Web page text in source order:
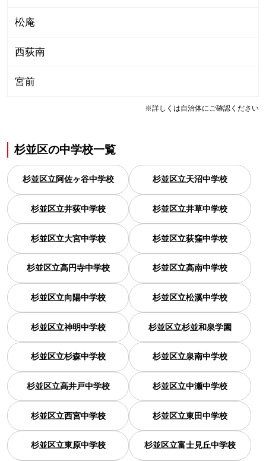
松庵
西荻南
宮前
※詳しくは自治体にご確認ください
杉並区の中学校一覧
杉並区立阿佐ヶ谷中学校 杉並区立天沼中学校
杉並区立井荻中学校 杉並区立井草中学校
杉並区立大宮中学校 杉並区立荻窪中学校
杉並区立高円寺中学校 杉並区立高南中学校
杉並区立向陽中学校 杉並区立松溪中学校
杉並区立神明中学校 杉並区立杉並和泉学園
杉並区立杉森中学校 杉並区立泉南中学校
杉並区立高井戸中学校 杉並区立中瀬中学校
杉並区立西宮中学校 杉並区立東田中学校
杉並区立東原中学校 杉並区立富士見丘中学校